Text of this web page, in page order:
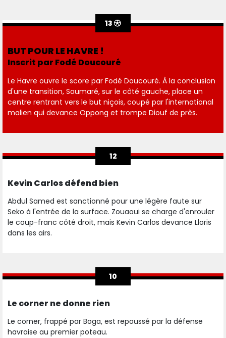
13
BUT POUR LE HAVRE !
Inscrit par Fodé Doucouré
Le Havre ouvre le score par Fodé Doucouré. À la conclusion
d'une transition, Soumaré, sur le côté gauche, place un
centre rentrant vers le but niçois, coupé par l'international
malien qui devance Oppong et trompe Diouf de près.
12
Kevin Carlos défend bien
Abdul Samed est sanctionné pour une légère faute sur
Seko à l'entrée de la surface. Zouaoui se charge d'enrouler
le coup-franc côté droit, mais Kevin Carlos devance Lloris
dans les airs.
10
Le corner ne donne rien
Le corner, frappé par Boga, est repoussé par la défense
havraise au premier poteau.